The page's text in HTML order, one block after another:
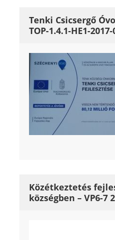
Tenki Csicsergő
TOP-1.4.1-HE1-
Közétkeztetés
községben – VP6-7